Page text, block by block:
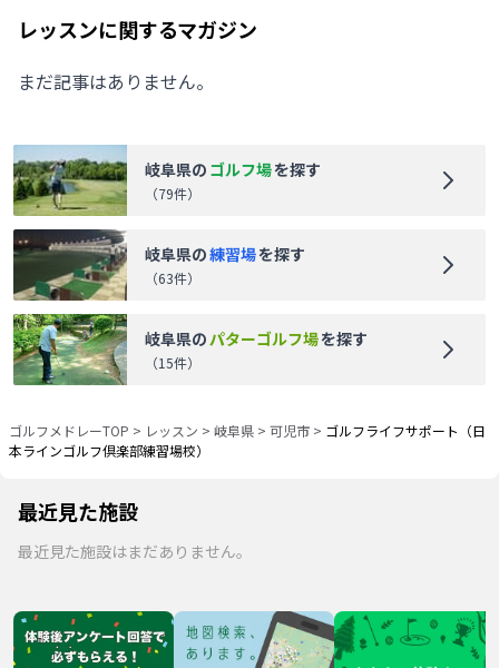
レッスンに関するマガジン
まだ記事はありません。
岐阜県の ゴルフ場を探す
（79件）
岐阜県の練習場を探す
（63件）
岐阜県のパターゴルフ場を探す
（15件）
ゴルフメドレーTOP > レッスン > 岐阜県 > 可児市 > ゴルフライフサポート（日
本ラインゴルフ倶楽部練習場校）
最近見た施設
最近見た施設はまだありません。